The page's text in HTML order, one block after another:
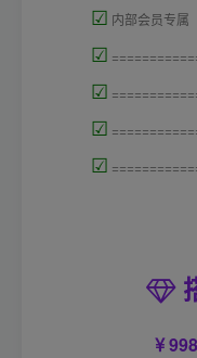
☑ 内部会员专属
☑
☑
☑
☑
998